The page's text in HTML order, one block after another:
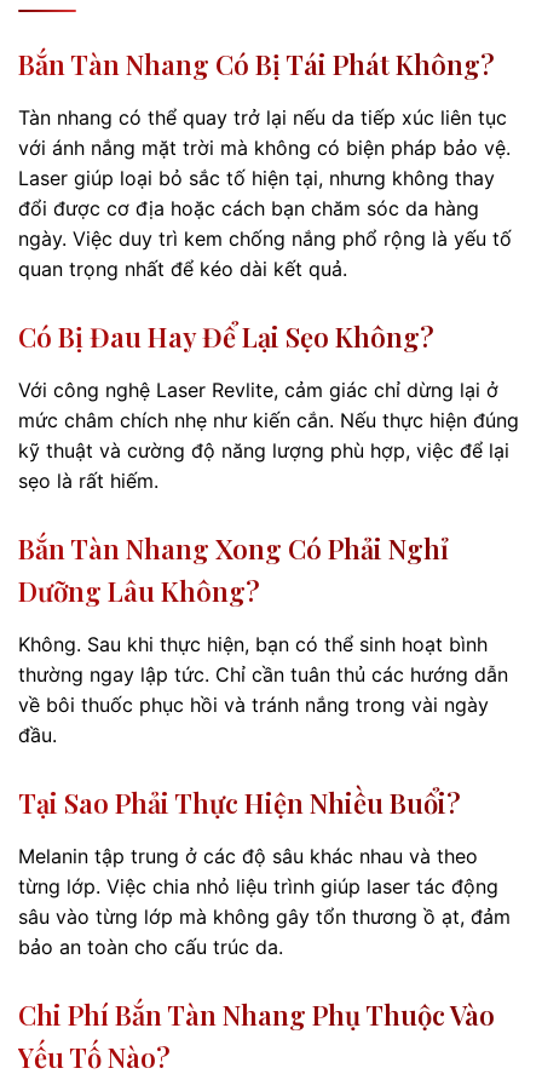
Bắn Tàn Nhang Có Bị Tái Phát Không?
Tàn nhang có thể quay trở lại nếu da tiếp xúc liên tục
với ánh nắng mặt trời mà không có biện pháp bảo vệ.
Laser giúp loại bỏ sắc tố hiện tại, nhưng không thay
đổi được cơ địa hoặc cách bạn chăm sóc da hàng
ngày. Việc duy trì kem chống nắng phổ rộng là yếu tố
quan trọng nhất để kéo dài kết quả.
Có Bị Đau Hay Để Lại Sẹo Không?
Với công nghệ Laser Revlite, cảm giác chỉ dừng lại ở
mức châm chích nhẹ như kiến cắn. Nếu thực hiện đúng
kỹ thuật và cường độ năng lượng phù hợp, việc để lại
sẹo là rất hiếm.
Bắn Tàn Nhang Xong Có Phải Nghỉ
Dưỡng Lâu Không?
Không. Sau khi thực hiện, bạn có thể sinh hoạt bình
thường ngay lập tức. Chỉ cần tuân thủ các hướng dẫn
về bôi thuốc phục hồi và tránh nắng trong vài ngày
đầu.
Tại Sao Phải Thực Hiện Nhiều Buổi?
Melanin tập trung ở các độ sâu khác nhau và theo
từng lớp. Việc chia nhỏ liệu trình giúp laser tác động
sâu vào từng lớp mà không gây tổn thương ồ ạt, đảm
bảo an toàn cho cấu trúc da.
Chi Phí Bắn Tàn Nhang Phụ Thuộc Vào
Yếu Tố Nào?